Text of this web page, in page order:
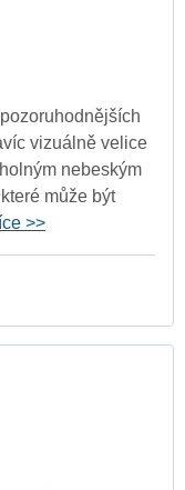
vizuálně velice
nebeským
může být
>>